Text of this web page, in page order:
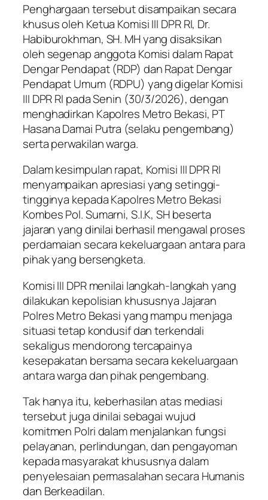
Penghargaan tersebut disampaikan secara
khusus oleh Ketua Komisi III DPR RI, Dr.
Habiburokhman, SH. MH yang disaksikan
oleh segenap anggota Komisi dalam Rapat
Dengar Pendapat (RDP) dan Rapat Dengar
Pendapat Umum (RDPU) yang digelar Komisi
III DPR RI pada Senin (30/3/2026), dengan
menghadirkan Kapolres Metro Bekasi, PT
Hasana Damai Putra (selaku pengembang)
serta perwakilan warga.
Dalam kesimpulan rapat, Komisi III DPR RI
menyampaikan apresiasi yang setinggi-
tingginya kepada Kapolres Metro Bekasi
Kombes Pol. Sumarni, S.I.K, SH beserta
jajaran yang dinilai berhasil mengawal proses
perdamaian secara kekeluargaan antara para
pihak yang bersengketa.
Komisi III DPR menilai langkah-langkah yang
dilakukan kepolisian khususnya Jajaran
Polres Metro Bekasi yang mampu menjaga
situasi tetap kondusif dan terkendali
sekaligus mendorong tercapainya
kesepakatan bersama secara kekeluargaan
antara warga dan pihak pengembang.
Tak hanya itu, keberhasilan atas mediasi
tersebut juga dinilai sebagai wujud
komitmen Polri dalam menjalankan fungsi
pelayanan, perlindungan, dan pengayoman
kepada masyarakat khususnya dalam
penyelesaian permasalahan secara Humanis
dan Berkeadilan.